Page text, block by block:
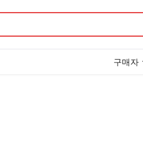
구매자